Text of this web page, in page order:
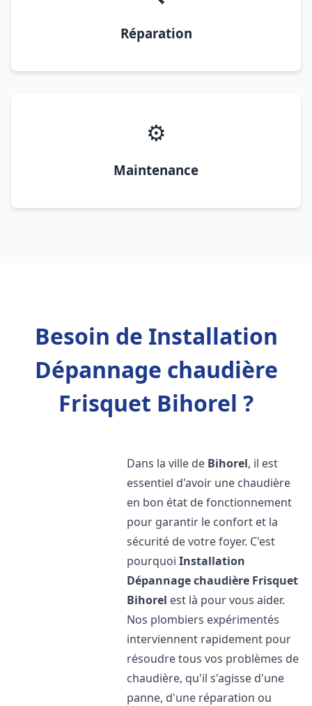
Réparation
⚙️
Maintenance
Besoin de Installation
Dépannage chaudière
Frisquet Bihorel ?
Dans la ville de Bihorel, il est
essentiel d'avoir une chaudière
en bon état de fonctionnement
pour garantir le confort et la
sécurité de votre foyer. C'est
pourquoiInstallation
Dépannage chaudière Frisquet
Bihorel est là pour vous aider.
Nos plombiers expérimentés
interviennent rapidement pour
résoudre tous vos problèmes de
chaudière, qu'il s'agisse d'une
panne, d'une réparation ou